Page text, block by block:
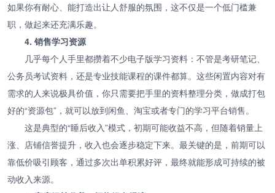
如果你有耐心、能打造出让人舒服的氛围，这不仅是一个低门槛兼
职，做起来还充满乐趣。
4. 销售学习资源
几乎每个人手里都攒着不少电子版学习资料：不管是考研笔记、
公务员考试资料，还是专业技能课程的课件都算。这些闲置内容对有
需求的人来说极具价值，你只需要把手里的资料整理分类，做成打包
好的“资源包”，就可以放到闲鱼、淘宝或者专门的学习平台销售。
这是典型的“睡后收入”模式，初期可能收益不高，但随着销量上
涨、店铺信誉提升，收入也会逐步稳定下来。最关键的是，前期可以
靠低价吸引顾客，通过多次出单积累好评，最终就能形成可持续的被
动收入来源。